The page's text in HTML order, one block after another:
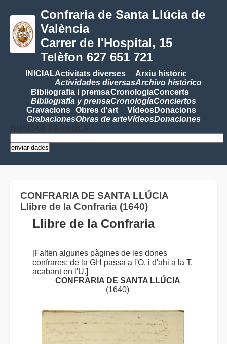
Confraria de Santa Llúcia de
València
Carrer de l'Hospital, 15
Telèfon 627 651 721
INICIALActivitats diverses
Actividades diversas
Arxiu històric
Archivo histórico
Bibliografia i premsa
Bibliografía y prensa
Cronologia
Cronología
Concerts
Conciertos
Gravacions
Grabaciones
Obres d'art
Obras de arte
Vídeos
Vídeos
Donacions
Donaciones
BUSCAR PARAULA
CONFRARIA DE SANTA LLÚCIA
Llibre de la Confraria (1640)
Llibre de la Confraria
[Falten algunes pàgines de les dones
confrares: de la GH passa a l'O, i d'ahi a la T,
acabant en l'U.]
CONFRARIA DE SANTA LLÚCIA
(1640)